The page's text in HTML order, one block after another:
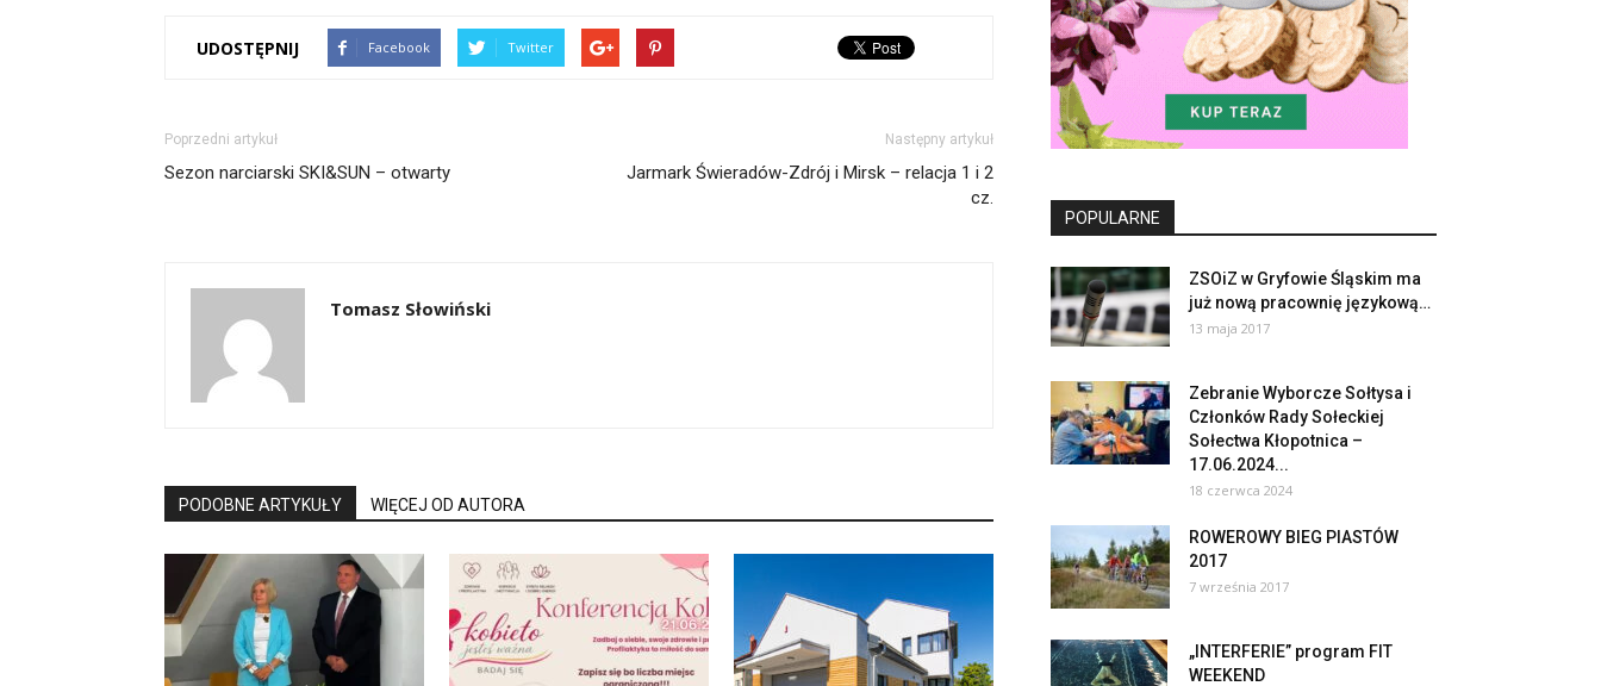
UDOSTĘPNIJ Facebook Twitter
Poprzedni artykuł
Sezon narciarski SKI&SUN – otwarty
Następny artykuł
Jarmark Świeradów-Zdrój i Mirsk – relacja 1 i 2
cz.
Tomasz Słowiński
PODOBNE ARTYKUŁY WIĘCEJ OD AUTORA
POPULARNE
ZSOiZ w Gryfowie Śląskim ma
już nową pracownię językową…
13 maja 2017
Zebranie Wyborcze Sołtysa i
Członków Rady Sołeckiej
Sołectwa Kłopotnica –
17.06.2024...
18 czerwca 2024
ROWEROWY BIEG PIASTÓW
2017
7 września 2017
„INTERFERIE” program FIT
WEEKEND